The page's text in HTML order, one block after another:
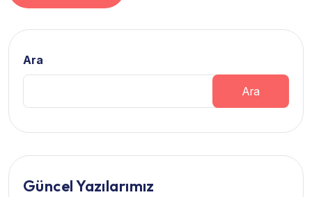
Ara
Ara
Güncel Yazılarımız